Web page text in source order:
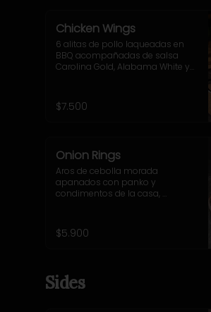
Chicken Wings
6 alitas de pollo laqueadas en
BBQ acompañadas de salsa
Carolina Gold, Alabama White y
$7.500
Onion Rings
Aros de cebolla morada
apanados con panko y
condimentos de la casa,
$5.900
Sides